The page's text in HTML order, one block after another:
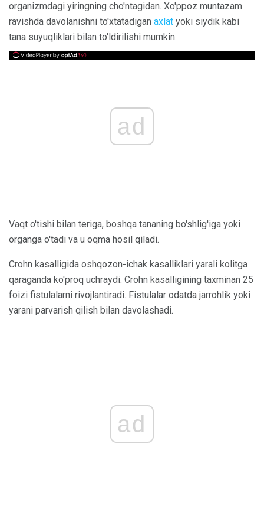
organizmdagi yiringning cho'ntagidan. Xo'ppoz muntazam
ravishda davolanishni to'xtatadigan axlat yoki siydik kabi
tana suyuqliklari bilan to'ldirilishi mumkin.
ad
Vaqt o'tishi bilan teriga, boshqa tananing bo'shlig'iga yoki
organga o'tadi va u oqma hosil qiladi.
Crohn kasalligida oshqozon-ichak kasalliklari yarali kolitga
qaraganda ko'proq uchraydi. Crohn kasalligining taxminan 25
foizi fistulalarni rivojlantiradi. Fistulalar odatda jarrohlik yoki
yarani parvarish qilish bilan davolashadi.
ad